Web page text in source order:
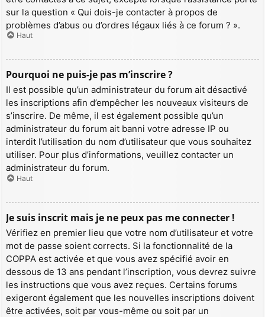
sur la question « Qui dois-je contacter à propos de
problèmes d’abus ou d’ordres légaux liés à ce forum ? ».
Haut
Pourquoi ne puis-je pas m’inscrire ?
Il est possible qu’un administrateur du forum ait désactivé
les inscriptions afin d’empêcher les nouveaux visiteurs de
s’inscrire. De même, il est également possible qu’un
administrateur du forum ait banni votre adresse IP ou
interdit l’utilisation du nom d’utilisateur que vous souhaitez
utiliser. Pour plus d’informations, veuillez contacter un
administrateur du forum.
Haut
Je suis inscrit mais je ne peux pas me connecter !
Vérifiez en premier lieu que votre nom d’utilisateur et votre
mot de passe soient corrects. Si la fonctionnalité de la
COPPA est activée et que vous avez spécifié avoir en
dessous de 13 ans pendant l’inscription, vous devrez suivre
les instructions que vous avez reçues. Certains forums
exigeront également que les nouvelles inscriptions doivent
être activées, soit par vous-même ou soit par un